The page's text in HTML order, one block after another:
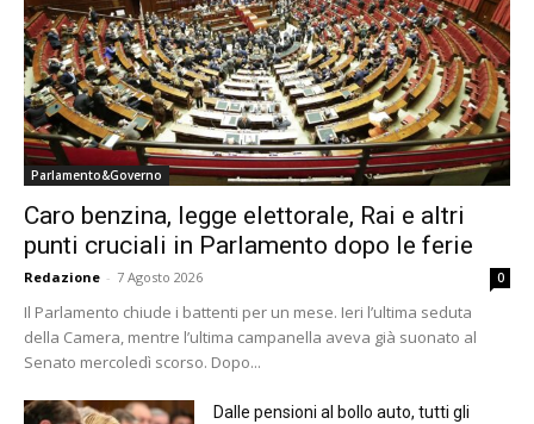
Parlamento&Governo
Caro benzina, legge elettorale, Rai e altri
punti cruciali in Parlamento dopo le ferie
Redazione - 7 Agosto 2026 0
Il Parlamento chiude i battenti per un mese. Ieri l’ultima seduta
della Camera, mentre l’ultima campanella aveva già suonato al
Senato mercoledì scorso. Dopo...
Dalle pensioni al bollo auto, tutti gli